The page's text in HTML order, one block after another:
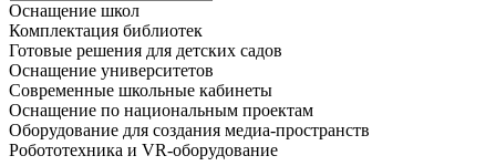
Оснащение школ
Комплектация библиотек
Готовые решения для детских садов
Оснащение университетов
Современные школьные кабинеты
Оснащение по национальным проектам
Оборудование для создания медиа-пространств
Робототехника и VR-оборудование